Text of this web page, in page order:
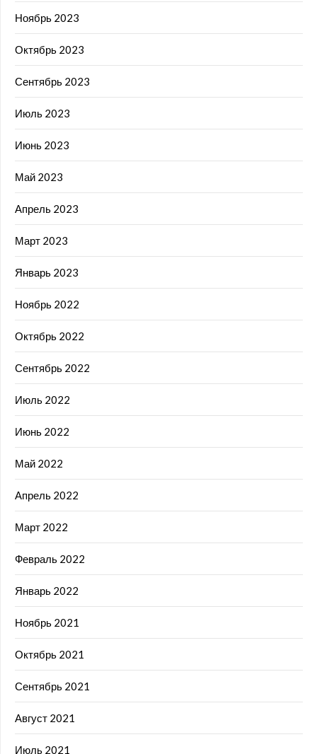
Ноябрь 2023
Октябрь 2023
Сентябрь 2023
Июль 2023
Июнь 2023
Май 2023
Апрель 2023
Март 2023
Январь 2023
Ноябрь 2022
Октябрь 2022
Сентябрь 2022
Июль 2022
Июнь 2022
Май 2022
Апрель 2022
Март 2022
Февраль 2022
Январь 2022
Ноябрь 2021
Октябрь 2021
Сентябрь 2021
Август 2021
Июль 2021